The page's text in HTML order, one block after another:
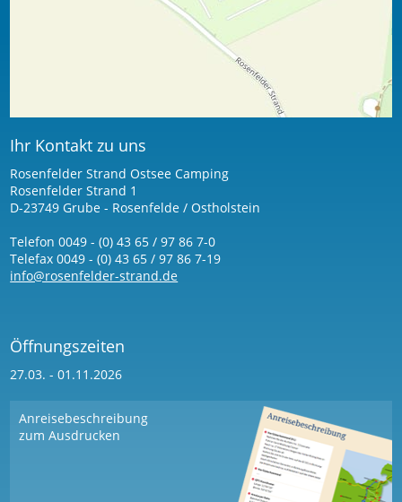
Ihr Kontakt zu uns
Rosenfelder Strand Ostsee Camping
Rosenfelder Strand 1
D-23749 Grube - Rosenfelde / Ostholstein
Telefon 0049 - (0) 43 65 / 97 86 7-0
Telefax 0049 - (0) 43 65 / 97 86 7-19
info@rosenfelder-strand.de
Öffnungszeiten
27.03. - 01.11.2026
Anreisebeschreibung
zum Ausdrucken